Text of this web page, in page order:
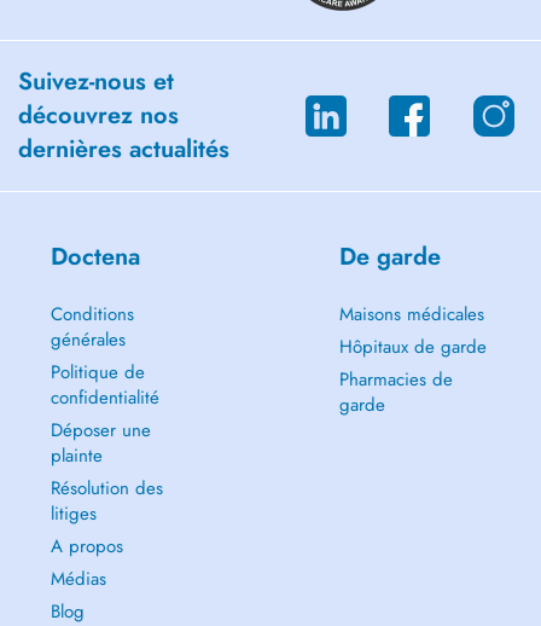
Suivez-nous et
découvrez nos
dernières actualités
Doctena
Conditions
générales
Politique de
confidentialité
Déposer une
plainte
Résolution des
litiges
A propos
Médias
Blog
De garde
Maisons médicales
Hôpitaux de garde
Pharmacies de
garde